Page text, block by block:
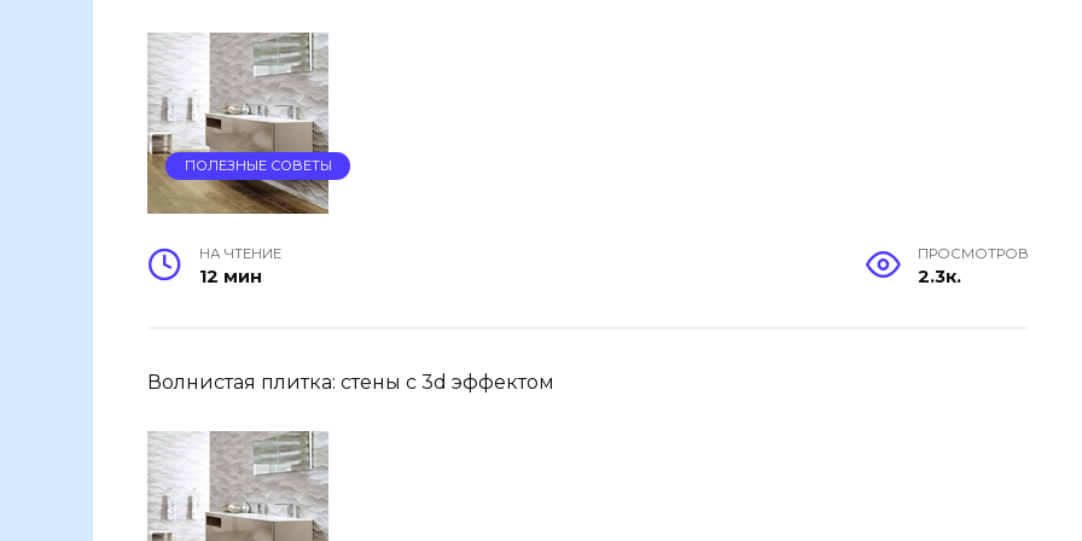
ПОЛЕЗНЫЕ СОВЕТЫ
НА ЧТЕНИЕ
12 мин
ПРОСМОТРОВ
2.3к.
Волнистая плитка: стены с 3d эффектом